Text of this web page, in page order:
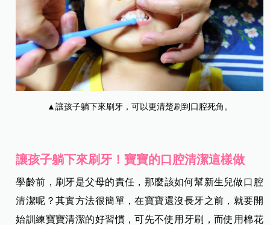
▲讓孩子躺下來刷牙，可以更清楚刷到口腔死角。
讓孩子躺下來刷牙！寶寶的口腔清潔這樣做
學齡前，刷牙是父母的責任，那麼該如何幫新生兒做口腔
清潔呢？其實方法很簡單，在寶寶還沒長牙之前，就要開
始訓練寶寶清潔的好習慣，可先不使用牙刷，而使用棉花